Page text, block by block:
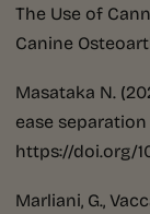
The Use of
Canine
Masataka N.
ease
https://doi.org/
Marliani, G.,